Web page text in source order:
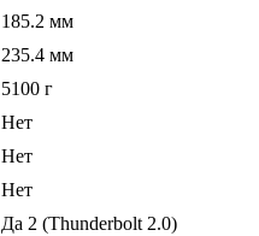
185.2 мм
235.4 мм
5100 г
Нет
Нет
Нет
Да 2 (Thunderbolt 2.0)